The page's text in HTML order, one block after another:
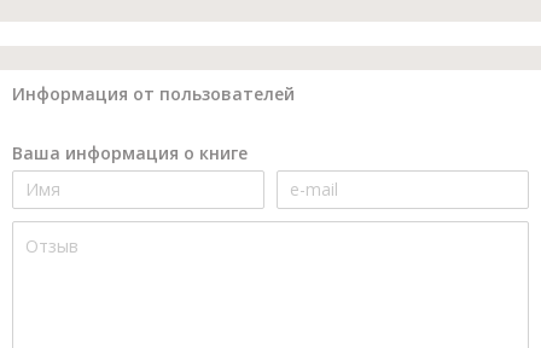
Информация от пользователей
Ваша информация о книге